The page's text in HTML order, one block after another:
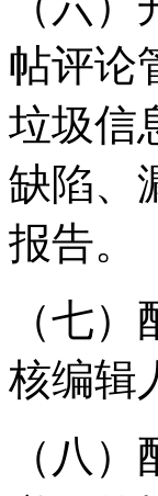
帖评论
垃圾信
缺陷、
报告。
（七
核编辑
（八